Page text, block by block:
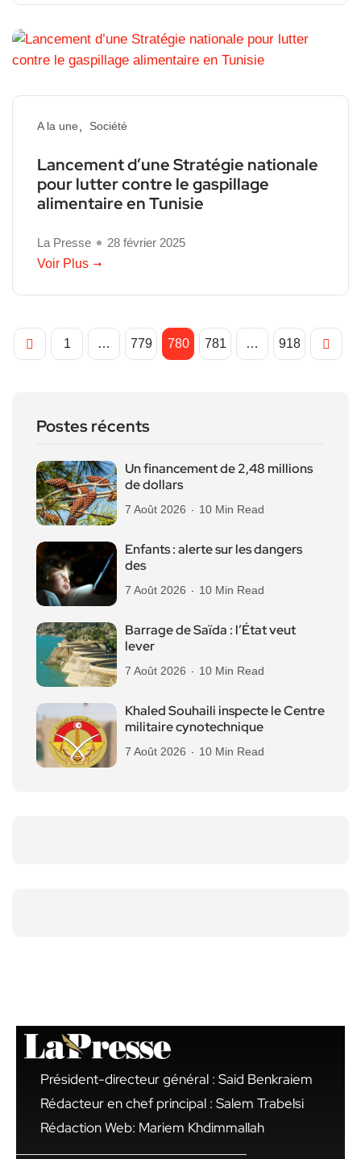
A la une Société
Lancement d’une Stratégie nationale
pour lutter contre le gaspillage
alimentaire en Tunisie
La Presse
28 février 2025
Voir Plus
1 … 779 780 781 … 918
Postes récents
Un financement de 2,48 millions
de dollars
7 Août 2026 10 Min Read
Enfants : alerte sur les dangers
des
7 Août 2026 10 Min Read
Barrage de Saïda : l’État veut
lever
7 Août 2026 10 Min Read
Khaled Souhaili inspecte le Centre
militaire cynotechnique
7 Août 2026 10 Min Read
Président-directeur général : Said Benkraiem
Rédacteur en chef principal : Salem Trabelsi
Rédaction Web: Mariem Khdimmallah